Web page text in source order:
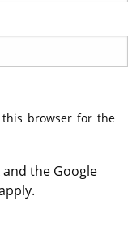
this browser for the
and the Google